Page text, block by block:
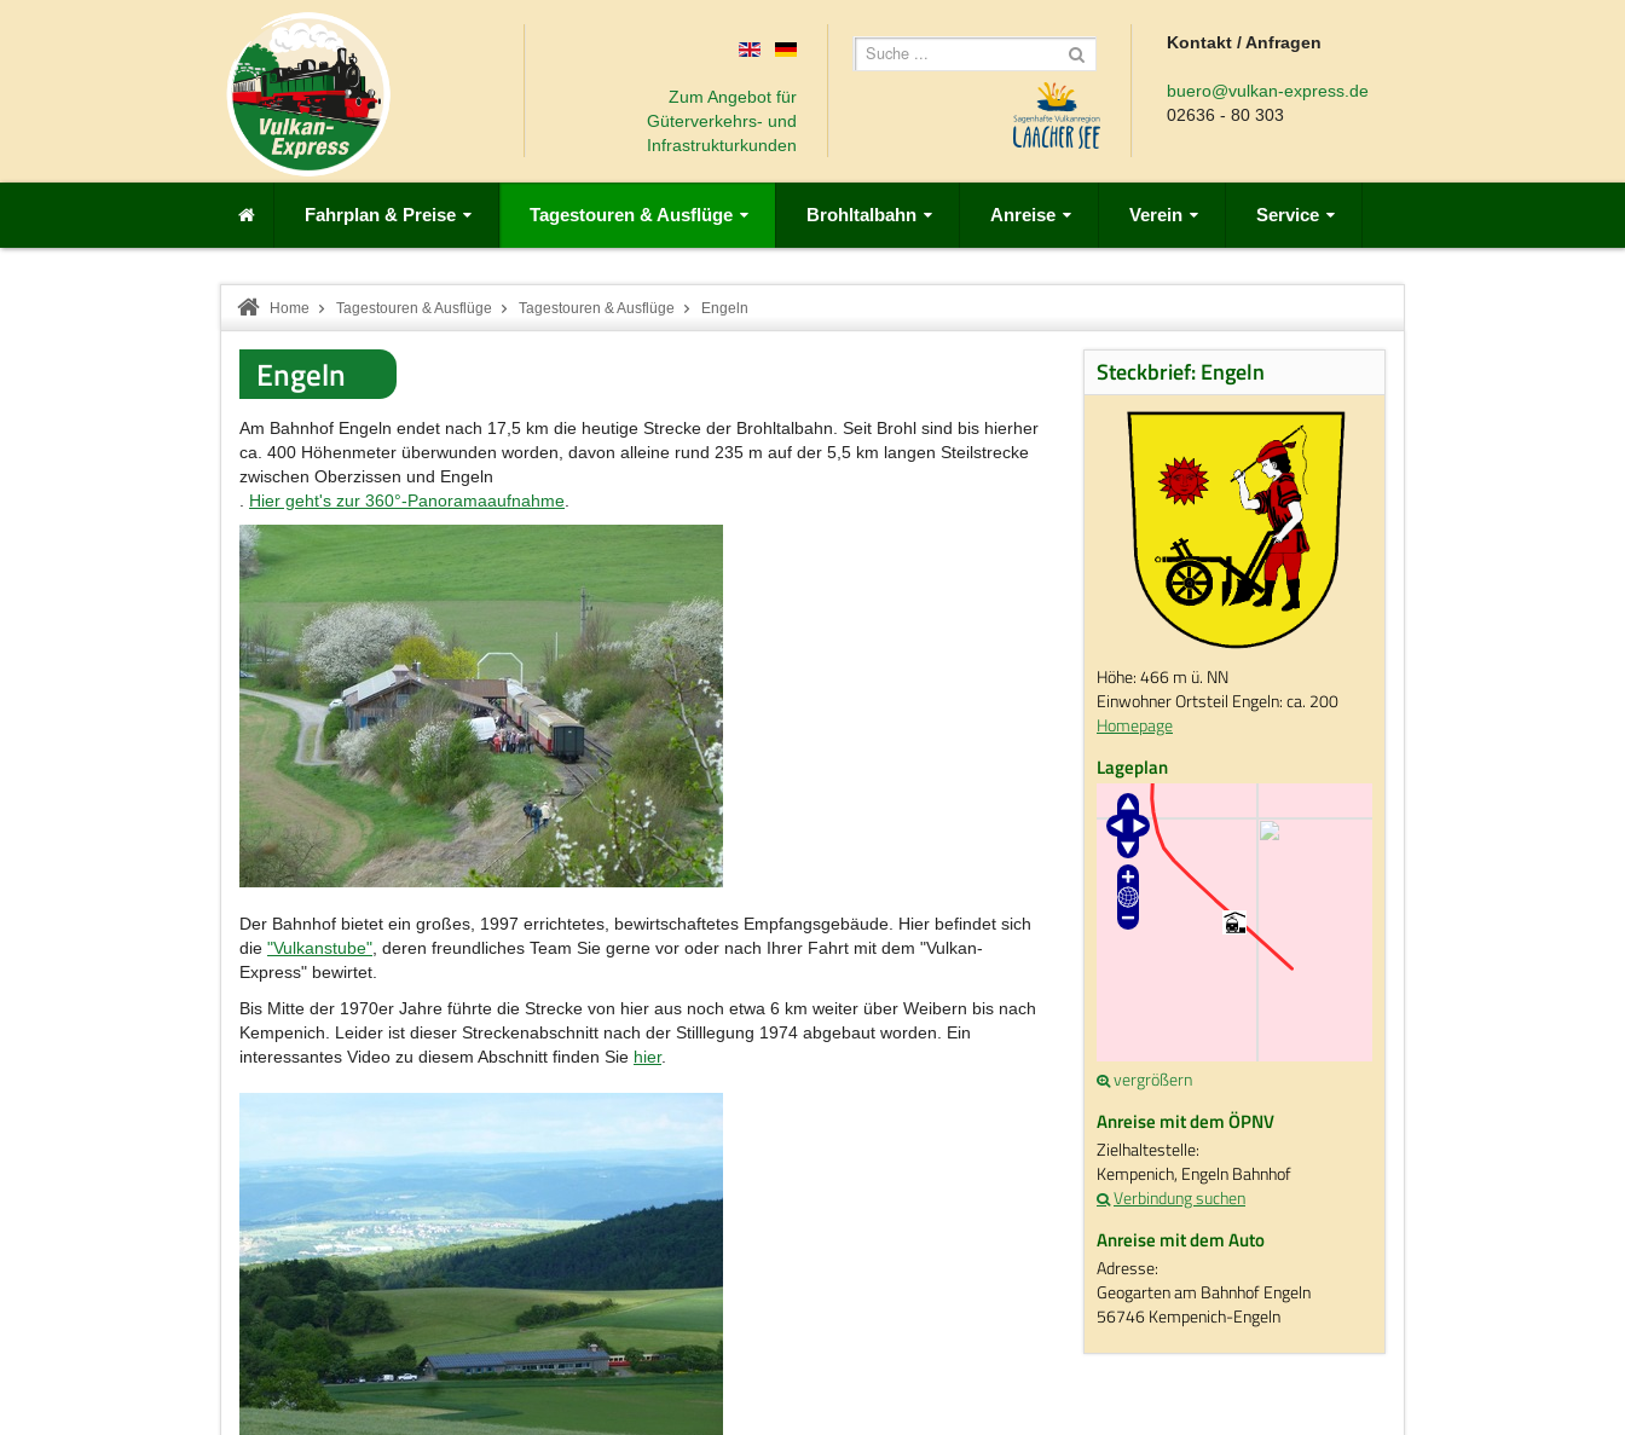
Zum Angebot für
Güterverkehrs- und
Infrastrukturkunden
Kontakt / Anfragen
buero@vulkan-express.de
02636 - 80 303
Fahrplan & Preise Tagestouren & Ausflüge Brohltalbahn Anreise Verein Service
Home Tagestouren & Ausflüge Tagestouren & Ausflüge Engeln
Engeln Steckbrief: Engeln
Höhe: 466 m ü. NN
Einwohner Ortsteil Engeln: ca. 200
Homepage
Lageplan
vergrößern
Anreise mit dem ÖPNV
Zielhaltestelle:
Kempenich, Engeln Bahnhof
Verbindung suchen
Anreise mit dem Auto
Adresse:
Geogarten am Bahnhof Engeln
56746 Kempenich-Engeln
Am Bahnhof Engeln endet nach 17,5 km die heutige Strecke der Brohltalbahn. Seit Brohl sind bis hierher
ca. 400 Höhenmeter überwunden worden, davon alleine rund 235 m auf der 5,5 km langen Steilstrecke
zwischen Oberzissen und Engeln
Hier geht's zur 360°-Panoramaaufnahme
Der Bahnhof bietet ein großes, 1997 errichtetes, bewirtschaftetes Empfangsgebäude. Hier befindet sich
die "Vulkanstube" , deren freundliches Team Sie gerne vor oder nach Ihrer Fahrt mit dem "Vulkan-
Express" bewirtet.
Bis Mitte der 1970er Jahre führte die Strecke von hier aus noch etwa 6 km weiter über Weibern bis nach
Kempenich. Leider ist dieser Streckenabschnitt nach der Stilllegung 1974 abgebaut worden. Ein
interessantes Video zu diesem Abschnitt finden Sie hier.